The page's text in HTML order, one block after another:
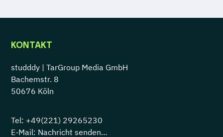
KONTAKT
studddy |TarGroup Media GmbH
Bachemstr. 8
50676 Köln
Tel: +49(221) 29265230
E-Mail: Nachricht senden…